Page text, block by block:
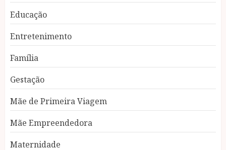
Educação
Entretenimento
Família
Gestação
Mãe de Primeira Viagem
Mãe Empreendedora
Maternidade